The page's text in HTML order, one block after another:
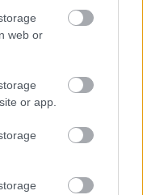
web or
or app.
versenyzőnek kihívást
az új gumi
kötött új szerződést,